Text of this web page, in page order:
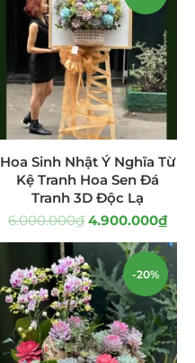
(278)
(397)
(29)
(299)
(340)
Hoa Sinh Nhật Ý Nghĩa Từ
Kệ Tranh Hoa Sen Đá
Tranh 3D Độc Lạ
6.000.000₫ 4.900.000₫
-20%